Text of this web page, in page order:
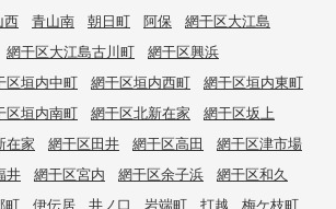
西 青山南 朝日町 阿保
網干区大江島
網干区大江島古川町
網干区興浜
区垣内中町 網干区垣内西町
網干区垣内東町
区垣内南町 網干区北新在家
網干区坂上
在家 網干区田井 網干区高田
網干区津市場
井 網干区宮内 網干区余子浜
網干区和久
町 伊伝居 井ノ口 岩端町 打越 梅ケ枝町